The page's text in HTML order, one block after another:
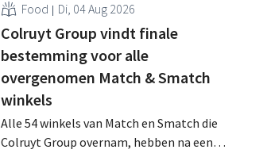
Food Di, 04 Aug 2026
Colruyt Group vindt finale
bestemming voor alle
overgenomen Match & Smatch
winkels
Alle 54 winkels van Match en Smatch die
Colruyt Group overnam, hebben na een